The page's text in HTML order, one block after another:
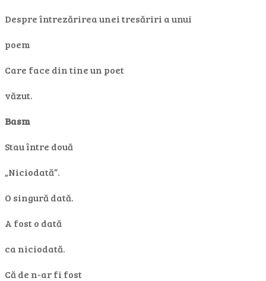
Despre întrezărirea unei tresăriri a unui
poem
Care face din tine un poet
văzut.
Basm
Stau între două
„Niciodată”.
O singură dată.
A fost o dată
ca niciodată.
Că de n-ar fi fost